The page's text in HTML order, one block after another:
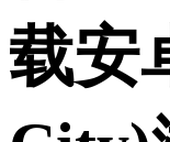
载安